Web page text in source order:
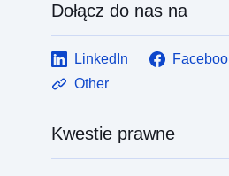
Dołącz do nas na
LinkedIn
Other
Kwestie prawne